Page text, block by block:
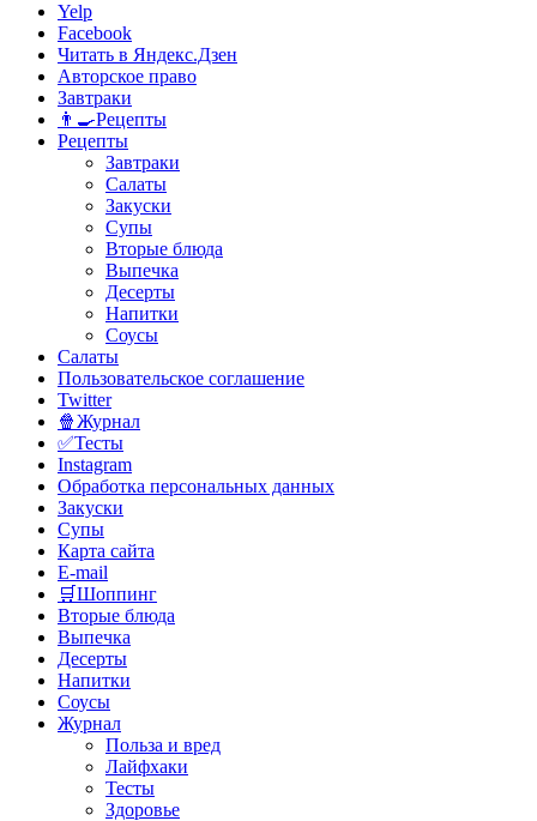
Yelp
Facebook
Читать в Яндекс.Дзен
Авторское право
Завтраки
👨‍🍳Рецепты
Рецепты
Завтраки
Салаты
Закуски
Супы
Вторые блюда
Выпечка
Десерты
Напитки
Соусы
Салаты
Пользовательское соглашение
Twitter
🍿Журнал
✅Тесты
Instagram
Обработка персональных данных
Закуски
Супы
Карта сайта
E-mail
🛒Шоппинг
Вторые блюда
Выпечка
Десерты
Напитки
Соусы
Журнал
Польза и вред
Лайфхаки
Тесты
Здоровье